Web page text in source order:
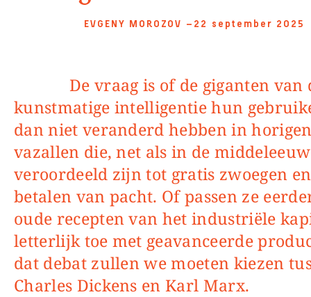
EVGENY MOROZOV —22 september 2025
De vraag is of de giganten van de
kunstmatige intelligentie hun
dan niet veranderd hebben in
vazallen die, net als in de
veroordeeld zijn tot gratis zwoegen
betalen van pacht. Of passen ze
oude recepten van het industriële
letterlijk toe met geavanceerde
dat debat zullen we moeten kiezen
Charles Dickens en Karl Marx.